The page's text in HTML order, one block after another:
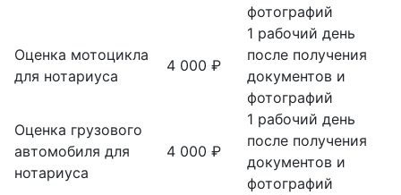
фотографий
Оценка мотоцикла
для нотариуса
4 000 ₽
1 рабочий день
после получения
документов и
фотографий
Оценка грузового
автомобиля для
нотариуса
4 000 ₽
1 рабочий день
после получения
документов и
фотографий